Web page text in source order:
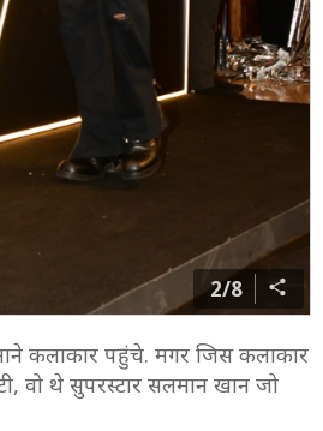
2/8
कलाकार पहुंचे. मगर जिस कलाकार
वो थे सुपरस्टार सलमान खान जो